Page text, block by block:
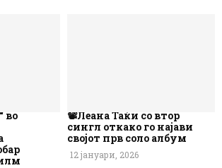
во
📽️Леана Таќи со втор
сингл откако го најави
својот прв соло албум
12 јануари, 2026